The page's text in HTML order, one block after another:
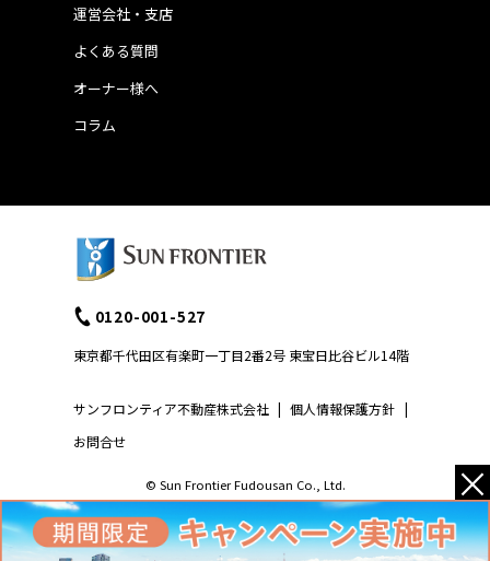
運営会社・支店
よくある質問
オーナー様へ
コラム
サンフロンティア不動産株式会社 | 個人情報保護方針 |
お問合せ
0120-001-527
東京都千代田区有楽町一丁目2番2号 東宝日比谷ビル14階
© Sun Frontier Fudousan Co., Ltd. ×